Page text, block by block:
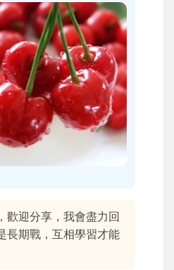
歡迎分享，我會盡力回
長期戰，互相學習才能